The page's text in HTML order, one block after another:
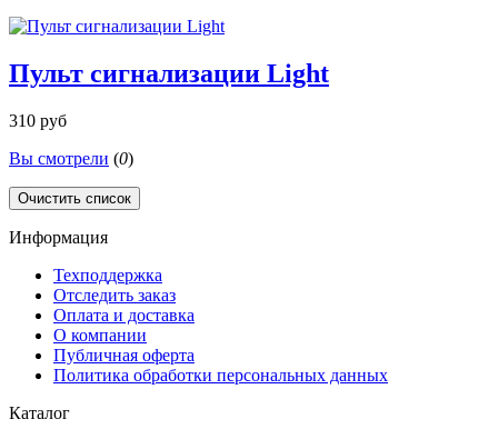
Пульт сигнализации Light
310 руб
Вы смотрели (0)
Очистить список
Информация
Техподдержка
Отследить заказ
Оплата и доставка
О компании
Публичная оферта
Политика обработки персональных данных
Каталог